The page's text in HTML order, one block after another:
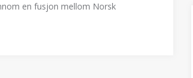
en fusjon mellom Norsk